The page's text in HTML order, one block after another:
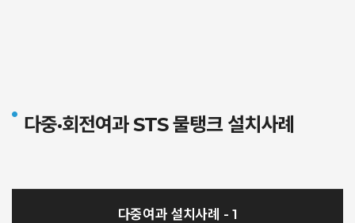
다중·회전여과 STS 물탱크 설치사례
다중여과 설치사례 - 1